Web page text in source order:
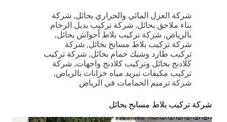
شركة العزل المائي والحراري بحائل, شركة
بناء ملاحق بحائل, شركة تركيب بديل الرخام
بالرياض, شركة تركيب بلاط أحواش بحائل,
شركة تركيب بلاط مسابح بحائل, شركة
تركيب طارد وشبك حمام بحائل, شركة تركيب
كلادنج بحائل وتركيب كلادنج واجهات, شركة
تركيب مكيفات تبريد مياه خزانات بالرياض,
شركة ترميم الحمامات في الرياض
شركة تركيب بلاط مسابح بحائل